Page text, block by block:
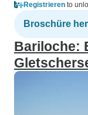
Registrieren to
Broschüre
Bariloche: